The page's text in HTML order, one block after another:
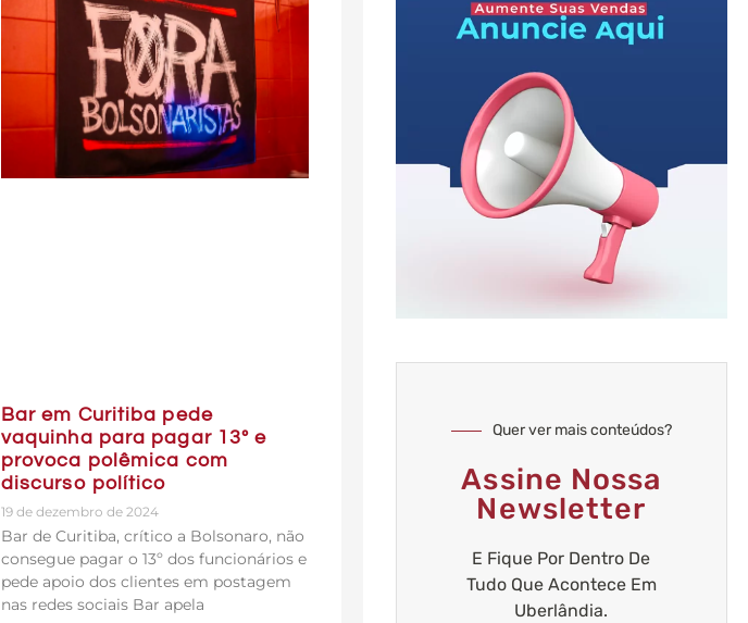
Bar em Curitiba pede
vaquinha para pagar 13º e
provoca polêmica com
discurso político
19 de dezembro de 2024
Bar de Curitiba, crítico a Bolsonaro, não
consegue pagar o 13º dos funcionários e
pede apoio dos clientes em postagem
nas redes sociais Bar apela
Quer ver mais conteúdos?
Assine Nossa
Newsletter
E Fique Por Dentro De
Tudo Que Acontece Em
Uberlândia.